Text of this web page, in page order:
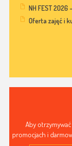
NH FEST 2026
Oferta zajęć i
Aby
promocjach i